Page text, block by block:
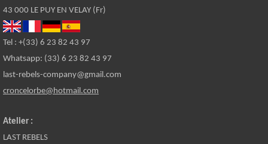
43 000 LE PUY EN VELAY (Fr)
Tel : +(33) 6 23 82 43 97
Whatsapp: (33) 6 23 82 43 97
last-rebels-company@gmail.com
croncelorbe@hotmail.com
Atelier :
LAST REBELS